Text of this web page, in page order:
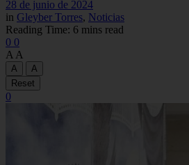
28 de junio de 2024
in Gleyber Torres, Noticias
Reading Time: 6 mins read
0 0
A A
A
A
Reset
0